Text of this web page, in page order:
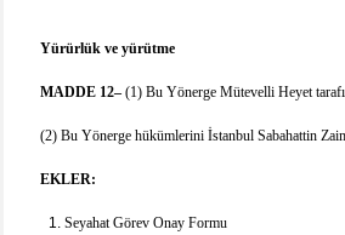
Yürürlük ve yürütme
MADDE 12– (1) Bu Yönerge Mütevelli Heyet
(2) Bu Yönerge hükümlerini İstanbul Sabahattin
EKLER:
Seyahat Görev Onay Formu